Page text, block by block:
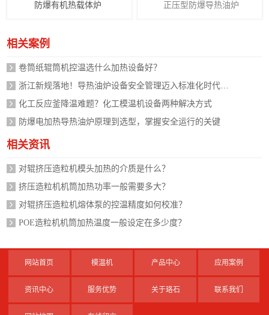
防爆有机热载体炉 正压型防爆导热油炉
相关案例
卷筒纸辊筒机控温选什么加热设备好？
化工反应釜降温难题？化工模温机设备两种解决方式
防爆电加热导热油炉原理到选型，掌握安全运行的关键
相关资讯
对辊挤压造粒机模头加热的介质是什么？
挤压造粒机机筒加热功率一般需要多大？
对辊挤压造粒机熔体泵的控温精度如何校准？
POE造粒机机筒加热温度一般设定在多少度？
网站首页 模温机 产品中心 应用案例
资讯中心 服务优势 关于珞石 联系我们